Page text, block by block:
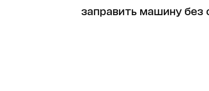
заправить машину без